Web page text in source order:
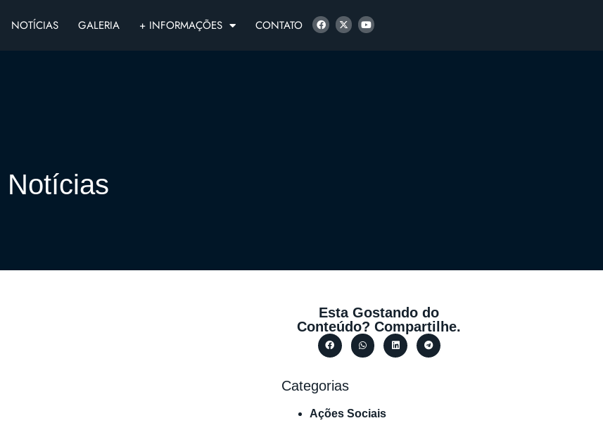
NOTÍCIAS GALERIA + INFORMAÇÕES CONTATO
Notícias
Esta Gostando do
Conteúdo? Compartilhe.
Categorias
Ações Sociais